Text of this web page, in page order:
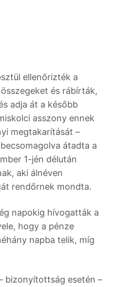
ellenőrizték a
és rábírták,
adja át a később
asszony ennek
megtakarítását –
átadta a
1-jén délután
aki álnéven
rendőrnek mondta.
napokig hívogatták a
hogy a pénze
napba telik, míg
bizonyítottság esetén –